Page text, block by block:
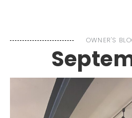
OWNER'S